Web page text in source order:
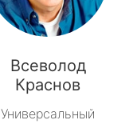
Всеволод
Краснов
Универсальный